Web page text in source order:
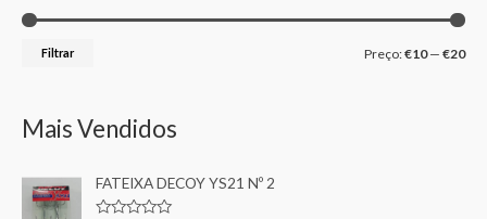
Filtrar Preço:€10— €20
Mais Vendidos
FATEIXA DECOY YS21 Nº 2